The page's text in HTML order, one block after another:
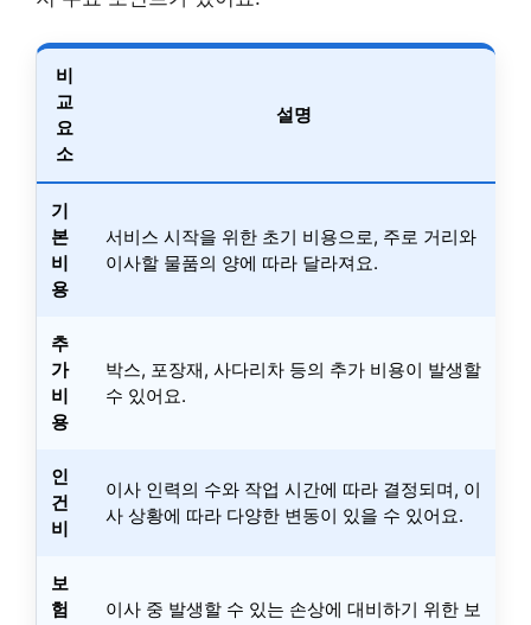
비
교
요
소
설명
기
본
비
용
서비스 시작을 위한 초기 비용으로, 주로 거리와
이사할 물품의 양에 따라 달라져요.
추
가
비
용
박스, 포장재, 사다리차 등의 추가 비용이 발생할
수 있어요.
인
건
비
이사 인력의 수와 작업 시간에 따라 결정되며, 이
사 상황에 따라 다양한 변동이 있을 수 있어요.
보
험
이사 중 발생할 수 있는 손상에 대비하기 위한 보